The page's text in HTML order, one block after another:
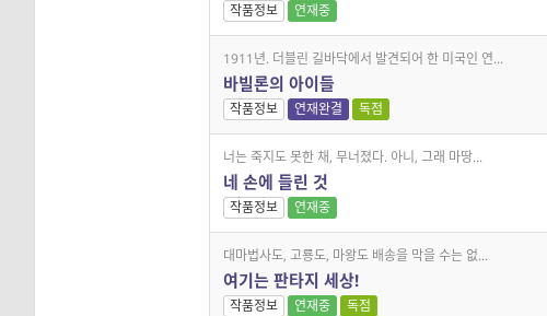
작품정보 연재중
1911년. 더블린 길바닥에서 발견되어 한 미국인 연...
바빌론의 아이들
작품정보 연재완결 독점
너는 죽지도 못한 채, 무너졌다. 아니, 그래 마땅...
네 손에 들린 것
작품정보 연재중
대마법사도, 고룡도, 마왕도 배송을 막을 수는 없...
여기는 판타지 세상!
작품정보 연재중 독점